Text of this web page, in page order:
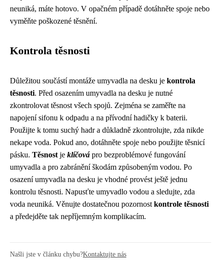
neuniká, máte hotovo. V opačném případě dotáhněte spoje nebo
vyměňte poškozené těsnění.
Kontrola těsnosti
Důležitou součástí montáže umyvadla na desku je kontrola
těsnosti. Před osazením umyvadla na desku je nutné
zkontrolovat těsnost všech spojů. Zejména se zaměřte na
napojení sifonu k odpadu a na přívodní hadičky k baterii.
Použijte k tomu suchý hadr a důkladně zkontrolujte, zda nikde
nekape voda. Pokud ano, dotáhněte spoje nebo použijte těsnicí
pásku. Těsnost je klíčová pro bezproblémové fungování
umyvadla a pro zabránění škodám způsobeným vodou. Po
osazení umyvadla na desku je vhodné provést ještě jednu
kontrolu těsnosti. Napusťte umyvadlo vodou a sledujte, zda
voda neuniká. Věnujte dostatečnou pozornost kontrole těsnosti
a předejděte tak nepříjemným komplikacím.
Našli jste v článku chybu?Kontaktujte nás